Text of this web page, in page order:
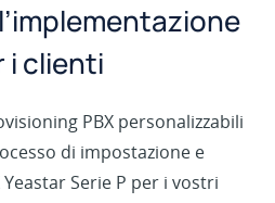
i clienti
PBX personalizzabili
di impostazione e
Serie P per i vostri